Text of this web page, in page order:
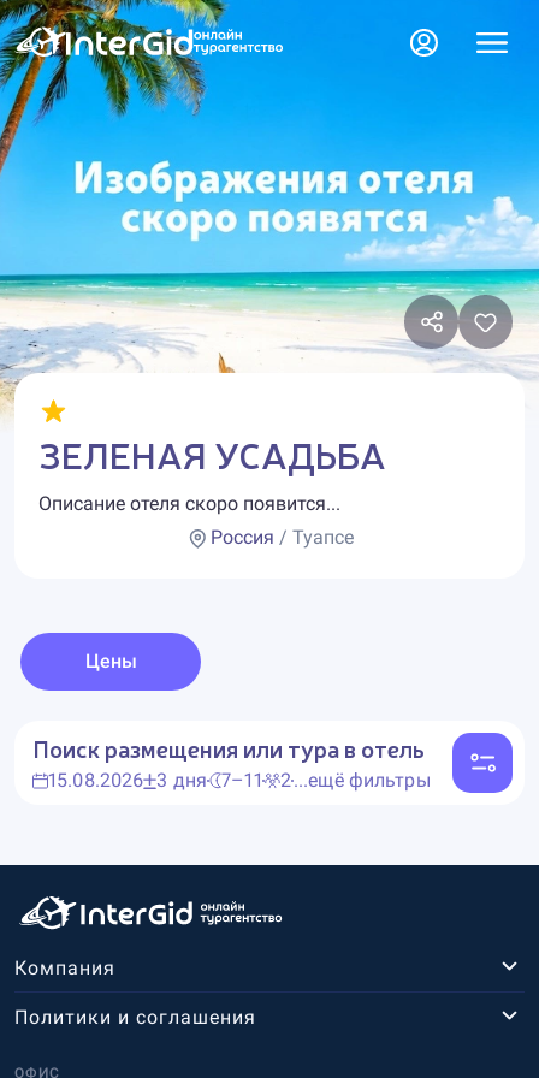
ЗЕЛЕНАЯ УСАДЬБА
Описание отеля скоро появится...
Россия / Туапсе
Цены
Поиск размещения или тура в отель
15.08.2026 3 дня 7–11 2...ещё фильтры
Компания
ОФИС
Политики и соглашения